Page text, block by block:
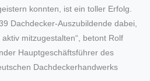
konnten, ist ein toller Erfolg.
Dachdecker-Auszubildende dabei,
mitzugestalten“, betont Rolf
Hauptgeschäftsführer des
Dachdeckerhandwerks